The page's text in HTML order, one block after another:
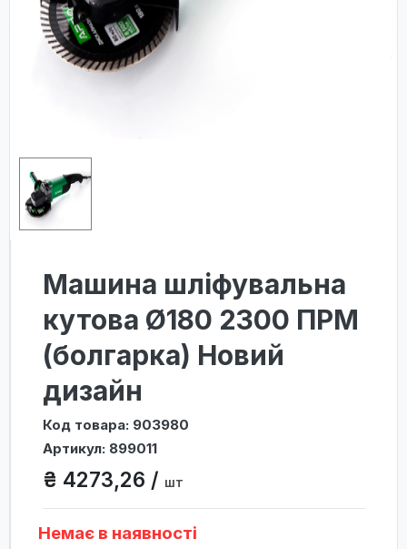
Машина шліфувальна
кутова Ø180 2300 ПРМ
(болгарка) Новий
дизайн
Код товара: 903980
Артикул: 899011
₴ 4273,26 / шт
Немає в наявності